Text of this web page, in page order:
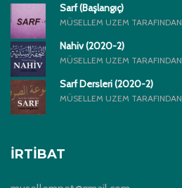
Sarf (Başlangıç)
MÜSELLEM UZEM TARAFINDAN
Nahiv (2020-2)
MÜSELLEM UZEM TARAFINDAN
Sarf Dersleri (2020-2)
MÜSELLEM UZEM TARAFINDAN
İRTIBAT